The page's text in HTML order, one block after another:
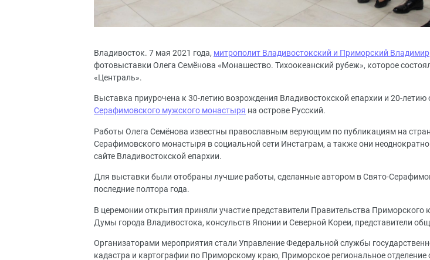
Владивосток. 7 мая 2021 года, митрополит Владивостокский и Приморский Владимир
фотовыставки Олега Семёнова «Монашество. Тихоокеанский рубеж», которое
«Централь».
Выставка приурочена к 30-летию возрождения Владивостокской епархии и 20-летию
Серафимовского мужского монастыря на острове Русский.
Работы Олега Семёнова известны православным верующим по публикациям на
Серафимовского монастыря в социальной сети Инстаграм, а также они
сайте Владивостокской епархии.
Для выставки были отобраны лучшие работы, сделанные автором в Свято-
последние полтора года.
В церемонии открытия приняли участие представители Правительства Приморского
Думы города Владивостока, консульств Японии и Северной Кореи, представители
Организаторами мероприятия стали Управление Федеральной службы
кадастра и картографии по Приморскому краю, Приморское региональное